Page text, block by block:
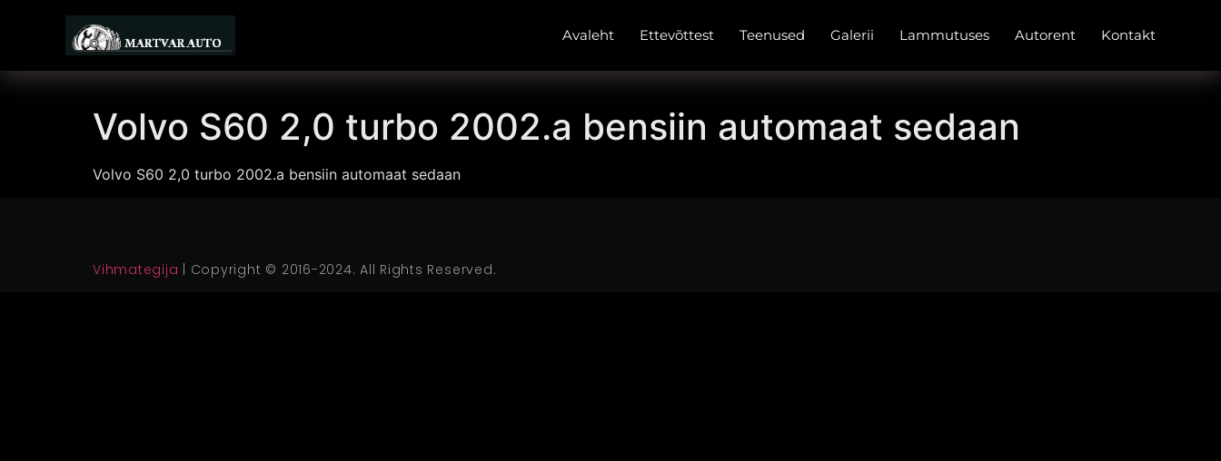
Avaleht Ettevõttest Teenused Galerii Lammutuses Autorent Kontakt
Volvo S60 2,0 turbo 2002.a bensiin automaat sedaan
Volvo S60 2,0 turbo 2002.a bensiin automaat sedaan
Vihmategija | Copyright © 2016-2024. All Rights Reserved.